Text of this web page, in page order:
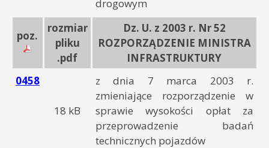
drogowym
poz.
rozmiar
pliku
.pdf
Dz. U. z 2003 r. Nr 52
ROZPORZĄDZENIE MINISTRA
INFRASTRUKTURY
0458
18 kB
z dnia 7 marca 2003 r.
zmieniające rozporządzenie w
sprawie wysokości opłat za
przeprowadzenie badań
technicznych pojazdów